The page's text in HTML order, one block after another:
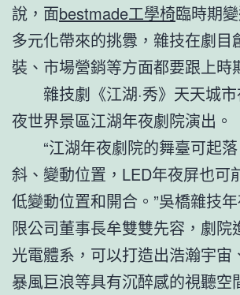
說，面bestmade工學椅臨時期
多元化帶來的挑釁，雜技在劇目
裝、市場營銷等方面都要跟上時
雜技劇《江湖·秀》天天城
夜世界景區江湖年夜劇院演出。
“江湖年夜劇院的舞臺可起
斜、變動位置，LED年夜屏也可
低變動位置和開合。”吳橋雜技
限公司董事長牟雙雙先容，劇院
光電體系，可以打造出浩瀚宇宙
暴風巨浪等具有沉醉感的視聽空